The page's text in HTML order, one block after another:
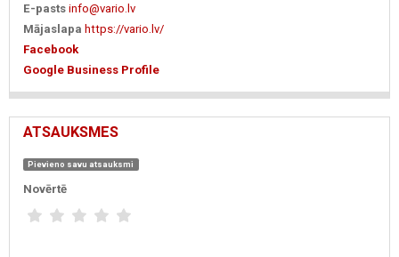
E-pasts info@vario.lv
Mājaslapa https://vario.lv/
Facebook
Google Business Profile
ATSAUKSMES
Pievieno savu atsauksmi
Novērtē